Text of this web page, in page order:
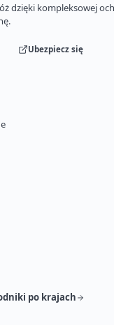
dzięki kompleksowej
Ubezpiecz się
po krajach